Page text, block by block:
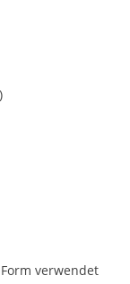
verwendet